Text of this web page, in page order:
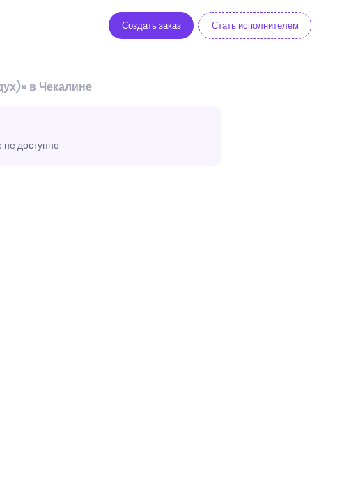
Создать заказ Стать исполнителем
в Чекалине
не доступно